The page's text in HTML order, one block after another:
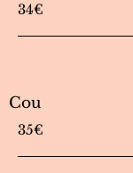
34€
Cou
35€